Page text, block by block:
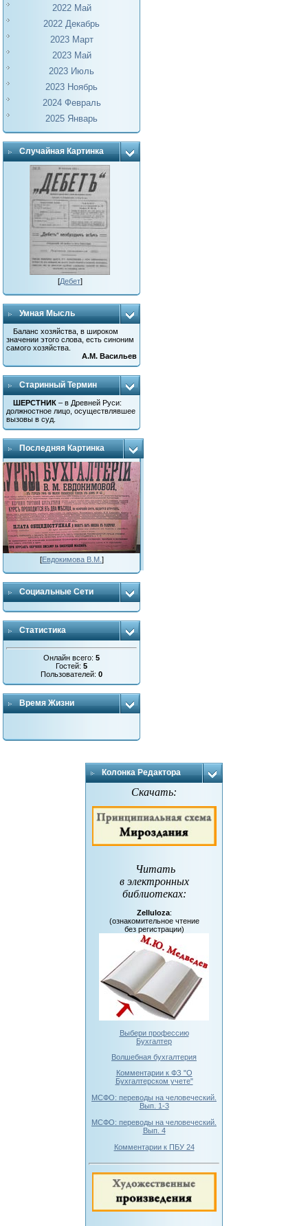
2022 Май
2022 Декабрь
2023 Март
2023 Май
2023 Июль
2023 Ноябрь
2024 Февраль
2025 Январь
Случайная Картинка
[Дебет]
Умная Мысль
Баланс хозяйства, в широком
значении этого слова, есть синоним
самого хозяйства.
А.М. Васильев
Старинный Термин
ШЕРСТНИК – в Древней Руси:
должностное лицо, осуществлявшее
вызовы в суд.
Последняя Картинка
[Евдокимова В.М. ]
Социальные Сети
Статистика
Онлайн всего:5
Гостей:5
Пользователей:0
Время Жизни
Колонка Редактора
Скачать:
Читать
в электронных
библиотеках:
Zelluloza:
(ознакомительное чтение
без регистрации)
Выбери профессию
Бухгалтер
Волшебная бухгалтерия
Комментарии к ФЗ "О
Бухгалтерском учете"
МСФО: переводы на человеческий.
Вып. 1-3
МСФО: переводы на человеческий.
Вып. 4
Комментарии к ПБУ 24